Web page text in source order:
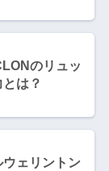
のリュッ
は？
ウェリントン